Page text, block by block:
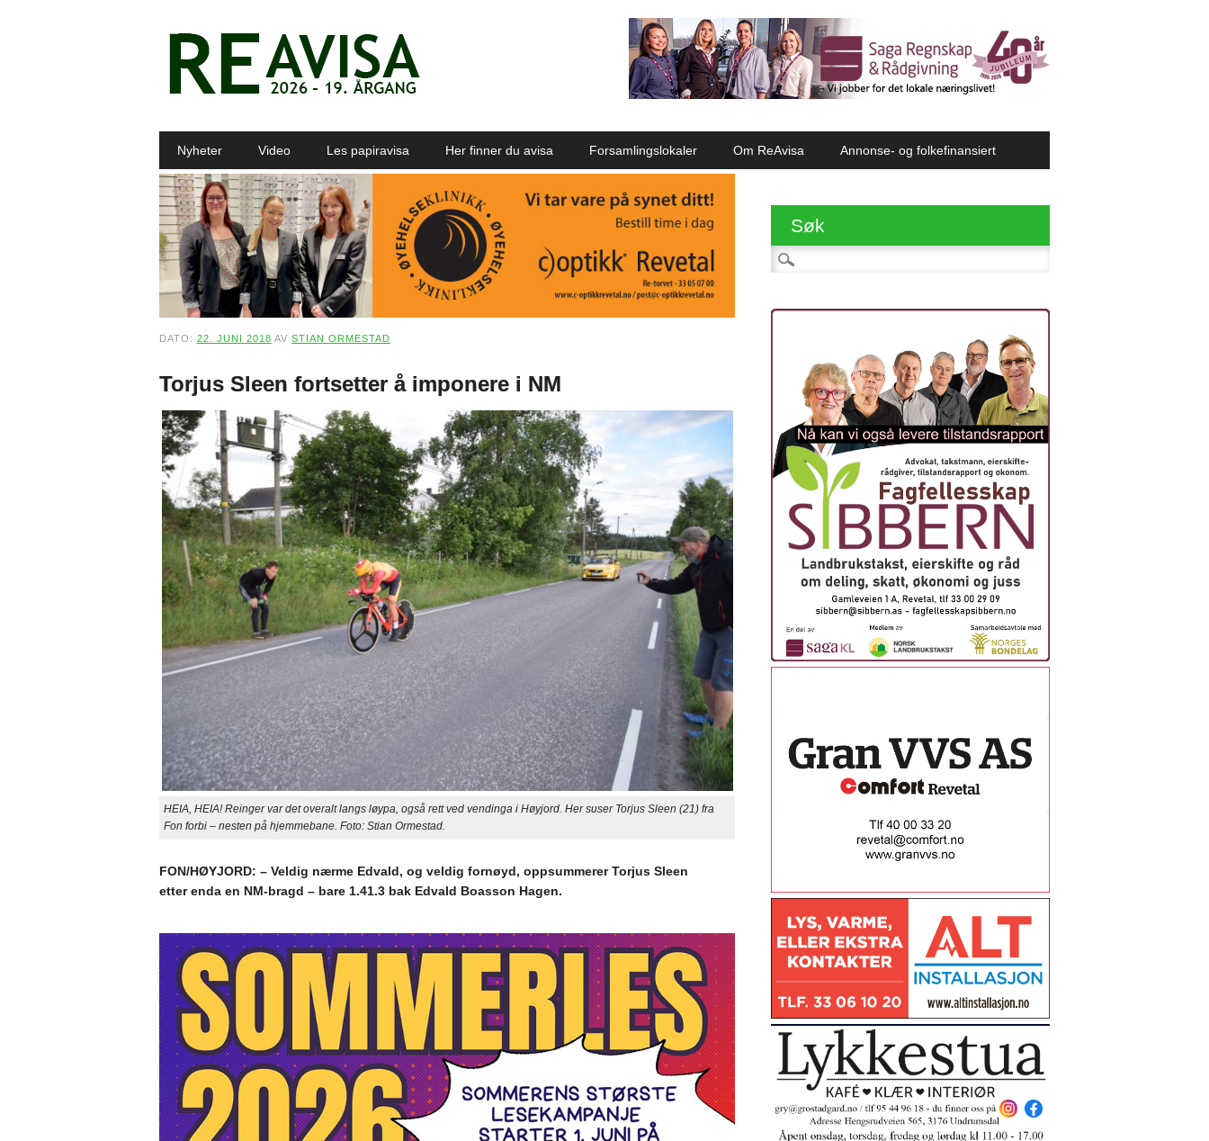
Main menu
Nyheter Video Les papiravisa Her finner du avisa Forsamlingslokaler Om ReAvisa Annonse- og folkefinansiert
DATO: 22. JUNI 2018 AV STIAN ORMESTAD
Torjus Sleen fortsetter å imponere i NM
HEIA, HEIA! Reinger var det overalt langs løypa, også rett ved vendinga i Høyjord. Her suser Torjus Sleen (21) fra
Fon forbi – nesten på hjemmebane. Foto: Stian Ormestad.
FON/HØYJORD: – Veldig nærme Edvald, og veldig fornøyd, oppsummerer Torjus Sleen
etter enda en NM-bragd – bare 1.41.3 bak Edvald Boasson Hagen.
Søk
Søk etter: